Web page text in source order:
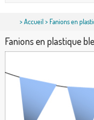
>Accueil> Fanions en
Fanions en plastique